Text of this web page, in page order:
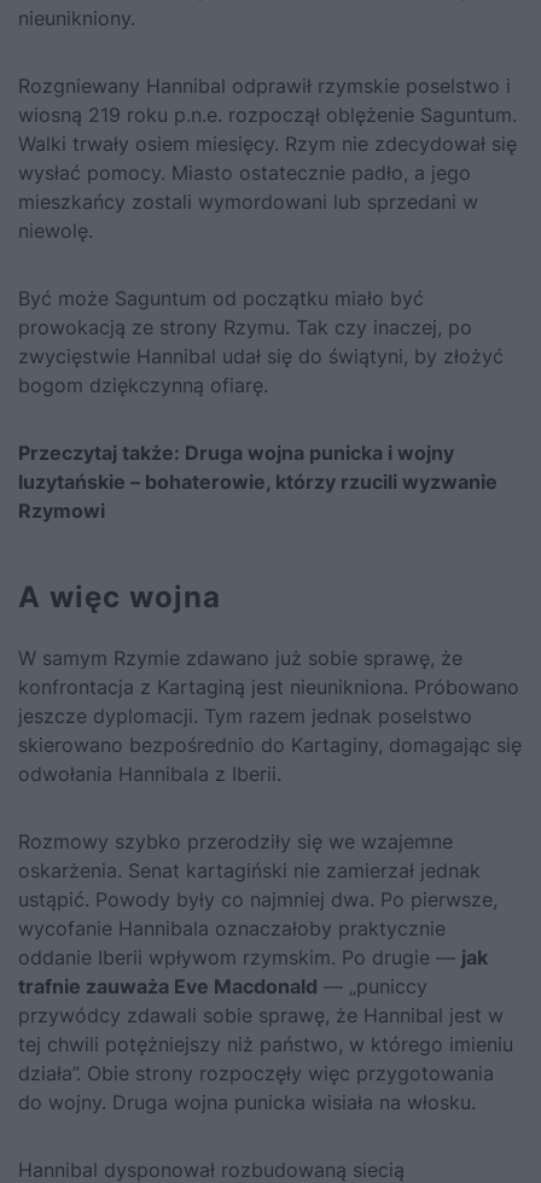
nieunikniony.
Rozgniewany Hannibal odprawił rzymskie poselstwo i
wiosną 219 roku p.n.e. rozpoczął oblężenie Saguntum.
Walki trwały osiem miesięcy. Rzym nie zdecydował się
wysłać pomocy. Miasto ostatecznie padło, a jego
mieszkańcy zostali wymordowani lub sprzedani w
niewolę.
Być może Saguntum od początku miało być
prowokacją ze strony Rzymu. Tak czy inaczej, po
zwycięstwie Hannibal udał się do świątyni, by złożyć
bogom dziękczynną ofiarę.
Przeczytaj także: Druga wojna punicka i wojny
luzytańskie – bohaterowie, którzy rzucili wyzwanie
Rzymowi
A więc wojna
W samym Rzymie zdawano już sobie sprawę, że
konfrontacja z Kartaginą jest nieunikniona. Próbowano
jeszcze dyplomacji. Tym razem jednak poselstwo
skierowano bezpośrednio do Kartaginy, domagając się
odwołania Hannibala z Iberii.
Rozmowy szybko przerodziły się we wzajemne
oskarżenia. Senat kartagiński nie zamierzał jednak
ustąpić. Powody były co najmniej dwa. Po pierwsze,
wycofanie Hannibala oznaczałoby praktycznie
oddanie Iberii wpływom rzymskim. Po drugie — jak
trafnie zauważa Eve Macdonald — „puniccy
przywódcy zdawali sobie sprawę, że Hannibal jest w
tej chwili potężniejszy niż państwo, w którego imieniu
działa”. Obie strony rozpoczęły więc przygotowania
do wojny. Druga wojna punicka wisiała na włosku.
Hannibal dysponował rozbudowaną siecią